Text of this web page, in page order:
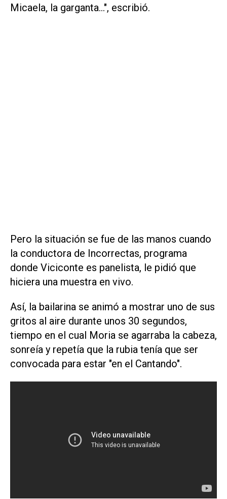
Micaela, la garganta...", escribió.
Pero la situación se fue de las manos cuando
la conductora de Incorrectas, programa
donde Viciconte es panelista, le pidió que
hiciera una muestra en vivo.
Así, la bailarina se animó a mostrar uno de sus
gritos al aire durante unos 30 segundos,
tiempo en el cual Moria se agarraba la cabeza,
sonreía y repetía que la rubia tenía que ser
convocada para estar "en el Cantando".